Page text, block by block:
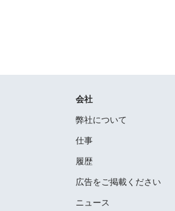
会社
弊社について
仕事
履歴
広告をご掲載ください
ニュース